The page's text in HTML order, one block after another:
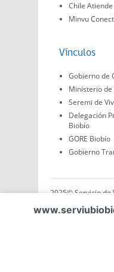
Chile Atiende
Minvu
Vínculos
Gobierno de
Ministerio
Seremi de
Delegación
Biobío
GORE Biobío
Gobierno
2025© Servicio de
Región del Biobío,